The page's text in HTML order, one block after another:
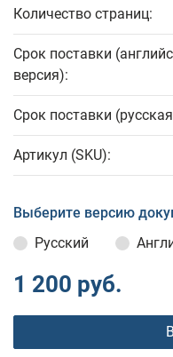
Количество страниц:
Срок поставки
версия):
Срок поставки
Артикул (SKU):
Выберите версию
Русский
1 200 руб.